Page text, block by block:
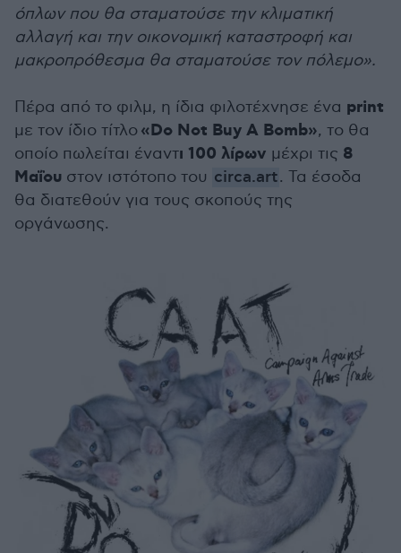
όπλων που θα σταματούσε την κλιματική
αλλαγή και την οικονομική καταστροφή και
μακροπρόθεσμα θα σταματούσε τον πόλεμο».
Πέρα από το φιλμ, η ίδια φιλοτέχνησε ένα print
με τον ίδιο τίτλο«Do Not Buy A Bomb», το θα
οποίο πωλείται έναντι 100 λίρων μέχρι τις 8
Μαΐου στον ιστότοπο του circa.art. Τα έσοδα
θα διατεθούν για τους σκοπούς της
οργάνωσης.